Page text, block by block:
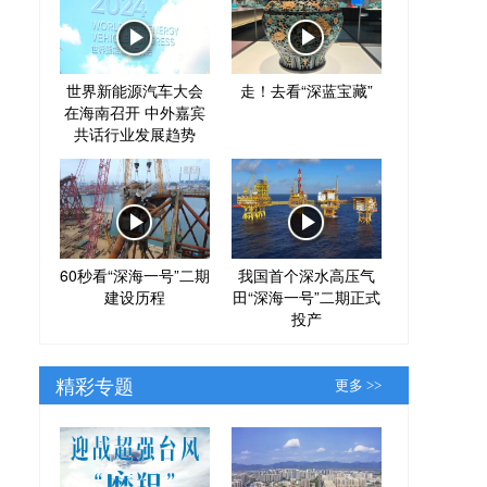
世界新能源汽车大会
在海南召开 中外嘉宾
共话行业发展趋势
走！去看“深蓝宝藏”
60秒看“深海一号”二期
建设历程
我国首个深水高压气
田“深海一号”二期正式
投产
精彩专题 更多 >>